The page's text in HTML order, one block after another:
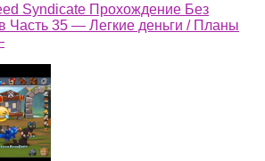
Syndicate Прохождение Без
Часть 35 — Легкие деньги / Планы